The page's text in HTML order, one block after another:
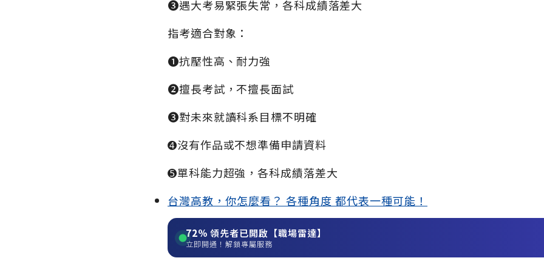
➌遇大考易緊張失常，各科成績落差大
指考適合對象：
➊抗壓性高、耐力強
➋擅長考試，不擅長面試
➌對未來就讀科系目標不明確
➍沒有作品或不想準備申請資料
➎單科能力超強，各科成績落差大
台灣高教，你怎麼看？ 各種角度 都代表一種可能！
72% 領先者已開啟【職場雷達】
立即開通！解鎖專屬服務